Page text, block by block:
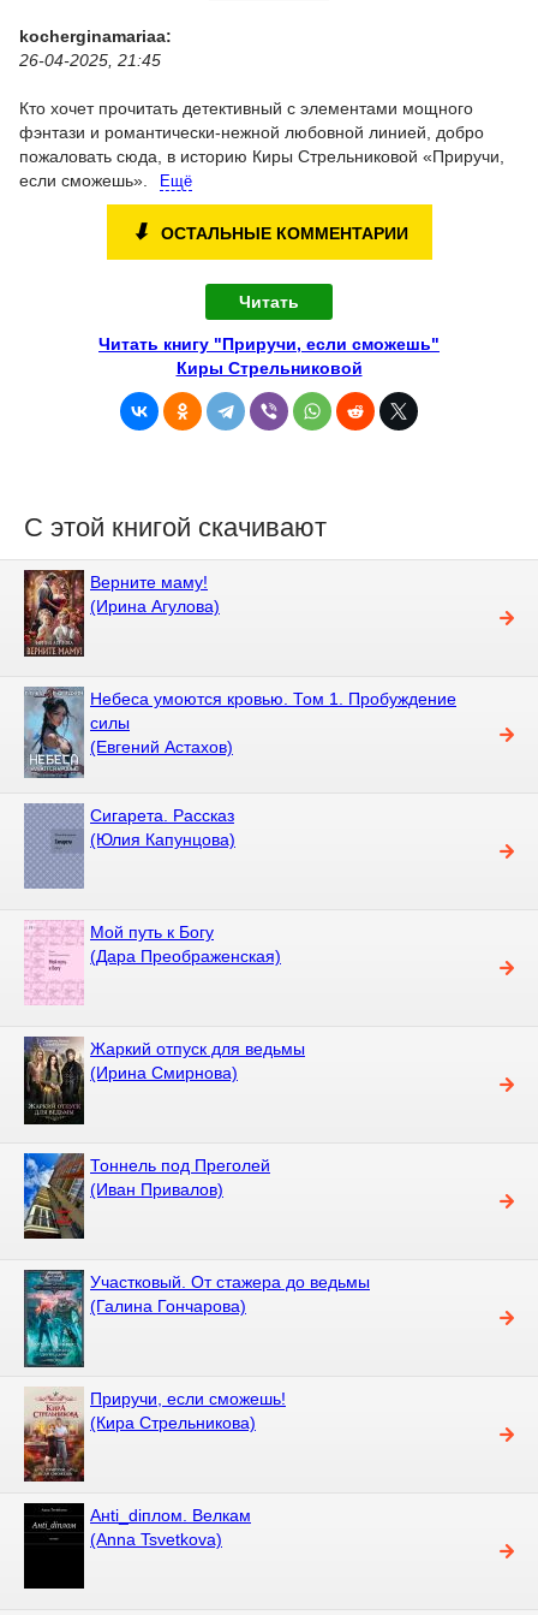
kocherginamariaa:
26-04-2025, 21:45
Кто хочет прочитать детективный с элементами мощного
фэнтази и романтически-нежной любовной линией, добро
пожаловать сюда, в историю Киры Стрельниковой «Приручи,
если сможешь».
Ещё
⬇ ОСТАЛЬНЫЕ КОММЕНТАРИИ
Читать
Читать книгу "Приручи, если сможешь"
Киры Стрельниковой
С этой книгой скачивают
Верните маму!
(Ирина Агулова)
Небеса умоются кровью. Том 1. Пробуждение
силы
(Евгений Астахов)
Сигарета. Рассказ
(Юлия Капунцова)
Мой путь к Богу
(Дара Преображенская)
Жаркий отпуск для ведьмы
(Ирина Смирнова)
Тоннель под Преголей
(Иван Привалов)
Участковый. От стажера до ведьмы
(Галина Гончарова)
Приручи, если сможешь!
(Кира Стрельникова)
Aнti_diплом. Велкам
(Anna Tsvetkova)